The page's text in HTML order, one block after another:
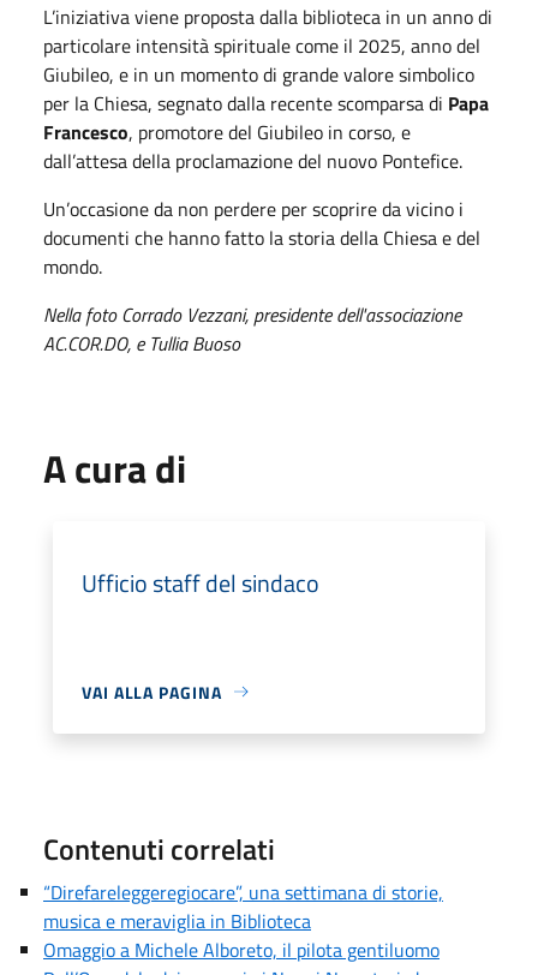
L’iniziativa viene proposta dalla biblioteca in un anno di
particolare intensità spirituale come il 2025, anno del
Giubileo, e in un momento di grande valore simbolico
per la Chiesa, segnato dalla recente scomparsa di Papa
Francesco, promotore del Giubileo in corso, e
dall’attesa della proclamazione del nuovo Pontefice.
Un’occasione da non perdere per scoprire da vicino i
documenti che hanno fatto la storia della Chiesa e del
mondo.
Nella foto Corrado Vezzani, presidente dell'associazione
AC.COR.DO, e Tullia Buoso
A cura di
Ufficio staff del sindaco
VAI ALLA PAGINA
Contenuti correlati
“Direfareleggeregiocare”, una settimana di storie,
musica e meraviglia in Biblioteca
Omaggio a Michele Alboreto, il pilota gentiluomo